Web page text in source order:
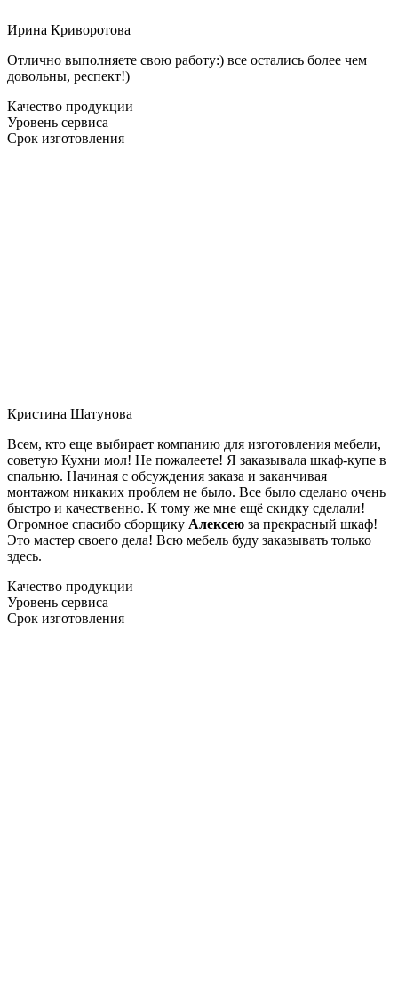
Ирина Криворотова
Отлично выполняете свою работу:) все остались более чем
довольны, респект!)
Качество продукции
Уровень сервиса
Срок изготовления
Кристина Шатунова
Всем, кто еще выбирает компанию для изготовления мебели,
советую Кухни мол! Не пожалеете! Я заказывала шкаф-купе в
спальню. Начиная с обсуждения заказа и заканчивая
монтажом никаких проблем не было. Все было сделано очень
быстро и качественно. К тому же мне ещё скидку сделали!
Огромное спасибо сборщику Алексею за прекрасный шкаф!
Это мастер своего дела! Всю мебель буду заказывать только
здесь.
Качество продукции
Уровень сервиса
Срок изготовления